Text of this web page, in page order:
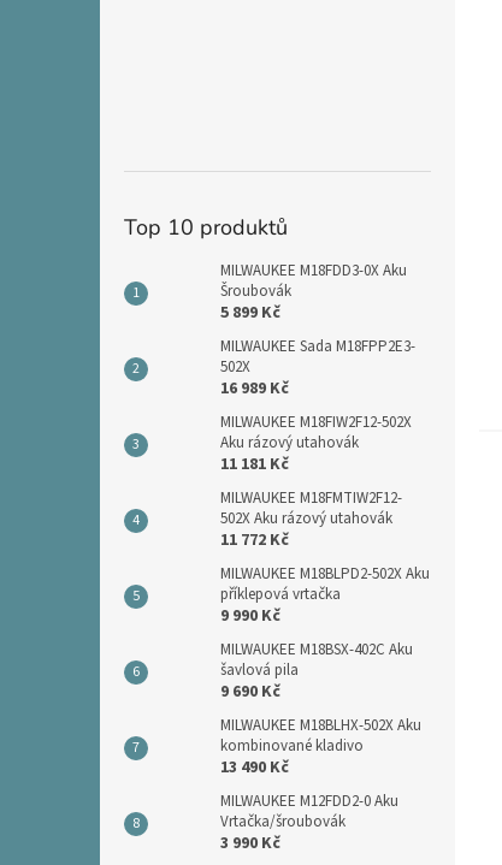
Top 10 produktů
MILWAUKEE M18FDD3-0X Aku
Šroubovák
5 899 Kč
MILWAUKEE Sada M18FPP2E3-
502X
16 989 Kč
MILWAUKEE M18FIW2F12-502X
Aku rázový utahovák
11 181 Kč
MILWAUKEE M18FMTIW2F12-
502X Aku rázový utahovák
11 772 Kč
MILWAUKEE M18BLPD2-502X Aku
příklepová vrtačka
9 990 Kč
MILWAUKEE M18BSX-402C Aku
šavlová pila
9 690 Kč
MILWAUKEE M18BLHX-502X Aku
kombinované kladivo
13 490 Kč
MILWAUKEE M12FDD2-0 Aku
Vrtačka/šroubovák
3 990 Kč